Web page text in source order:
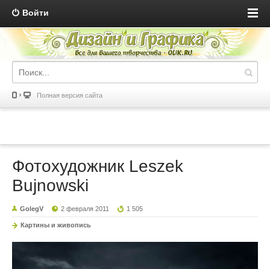
Войти
Полная версия сайта
Фотохудожник Leszek
Bujnowski
GolegV 2 февраля 2011 1 505
Картины и живопись